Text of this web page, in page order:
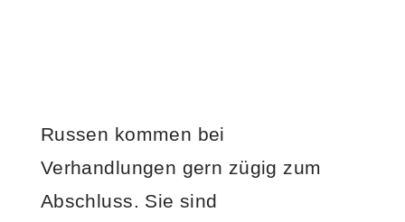
Russen kommen bei
Verhandlungen gern zügig zum
Abschluss. Sie sind